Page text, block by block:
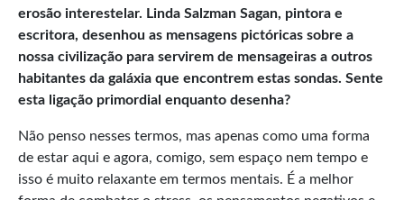
erosão interestelar. Linda Salzman Sagan, pintora e
escritora, desenhou as mensagens pictóricas sobre a
nossa civilização para servirem de mensageiras a outros
habitantes da galáxia que encontrem estas sondas. Sente
esta ligação primordial enquanto desenha?
Não penso nesses termos, mas apenas como uma forma
de estar aqui e agora, comigo, sem espaço nem tempo e
isso é muito relaxante em termos mentais. É a melhor